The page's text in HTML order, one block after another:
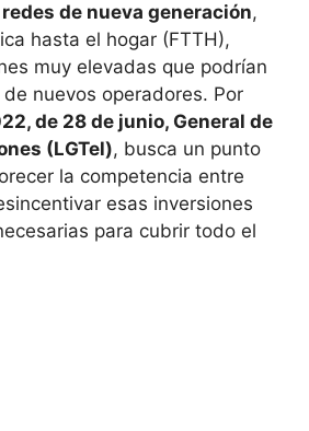
redes de nueva generación,
hasta el hogar (FTTH),
muy elevadas que podrían
nuevos operadores. Por
de 28 de junio, General de
(LGTel), busca un punto
la competencia entre
esas inversiones
para cubrir todo el